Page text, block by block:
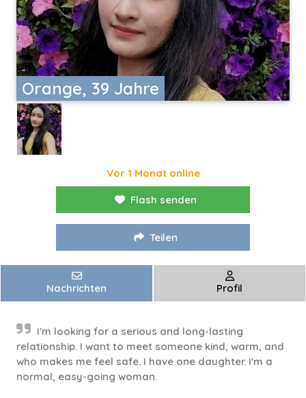
Orange, 39 Jahre
Vor 1 Monat online
Flash senden
Teilen
Nachrichten Profil
I'm looking for a serious and long-lasting
relationship. I want to meet someone kind, warm, and
who makes me feel safe. I have one daughter. I'm a
normal, easy-going woman.